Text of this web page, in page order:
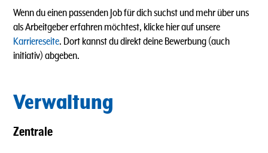
Wenn du einen passenden Job für dich suchst und mehr über uns
als Arbeitgeber erfahren möchtest, klicke hier auf unsere
Karriereseite. Dort kannst du direkt deine Bewerbung (auch
initiativ) abgeben.
Verwaltung
Zentrale